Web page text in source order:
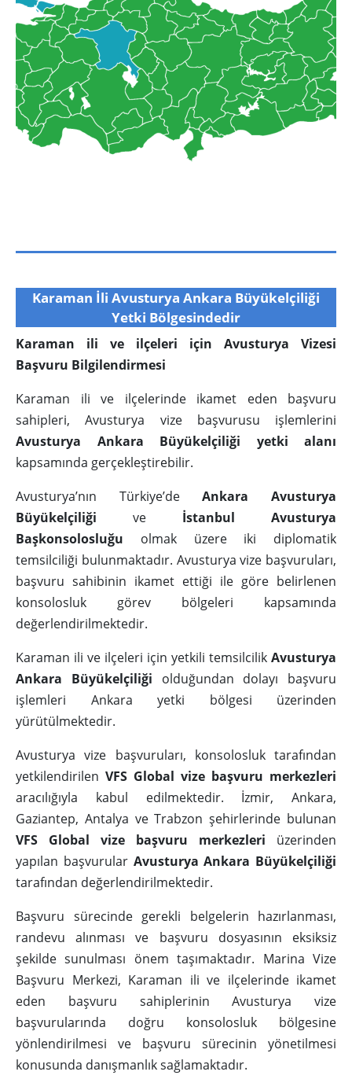
Karaman İli Avusturya Ankara Büyükelçiliği
Yetki Bölgesindedir
Karaman ili ve ilçeleri için Avusturya Vizesi
Başvuru Bilgilendirmesi
Karaman ili ve ilçelerinde ikamet eden başvuru
sahipleri, Avusturya vize başvurusu işlemlerini
Avusturya Ankara Büyükelçiliği yetki alanı
kapsamında gerçekleştirebilir.
Avusturya’nın Türkiye’deAnkara Avusturya
Büyükelçiliği ve İstanbul Avusturya
Başkonsolosluğu olmak üzere iki diplomatik
temsilciliği bulunmaktadır. Avusturya vize başvuruları,
başvuru sahibinin ikamet ettiği ile göre belirlenen
konsolosluk görev bölgeleri kapsamında
değerlendirilmektedir.
Karaman ili ve ilçeleri için yetkili temsilcilik Avusturya
Ankara Büyükelçiliği olduğundan dolayı başvuru
işlemleri Ankara yetki bölgesi üzerinden
yürütülmektedir.
Avusturya vize başvuruları, konsolosluk tarafından
yetkilendirilen VFS Global vize başvuru merkezleri
aracılığıyla kabul edilmektedir. İzmir, Ankara,
Gaziantep, Antalya ve Trabzon şehirlerinde bulunan
VFS Global vize başvuru merkezleri üzerinden
yapılan başvurular Avusturya Ankara Büyükelçiliği
tarafından değerlendirilmektedir.
Başvuru sürecinde gerekli belgelerin hazırlanması,
randevu alınması ve başvuru dosyasının eksiksiz
şekilde sunulması önem taşımaktadır. Marina Vize
Başvuru Merkezi, Karaman ili ve ilçelerinde ikamet
eden başvuru sahiplerinin Avusturya vize
başvurularında doğru konsolosluk bölgesine
yönlendirilmesi ve başvuru sürecinin yönetilmesi
konusunda danışmanlık sağlamaktadır.